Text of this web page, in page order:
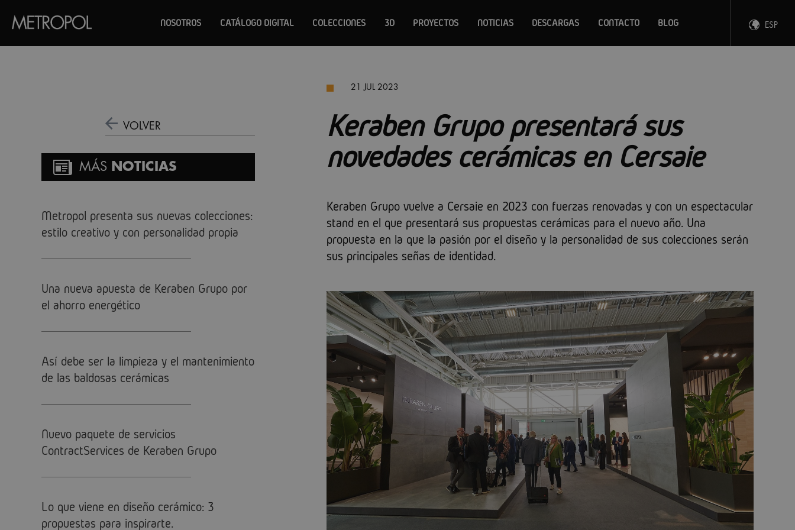
NOSOTROS CATÁLOGO DIGITAL COLECCIONES 3D PROYECTOS NOTICIAS DESCARGAS CONTACTO BLOG ESP
ENG
VOLVER
MÁS NOTICIAS
Metropol presenta sus nuevas colecciones:
estilo creativo y con personalidad propia
Una nueva apuesta de Keraben Grupo por
el ahorro energético
Así debe ser la limpieza y el mantenimiento
de las baldosas cerámicas
Nuevo paquete de servicios
ContractServices de Keraben Grupo
Lo que viene en diseño cerámico: 3
propuestas para inspirarte.
21 JUL 2023
Keraben Grupo presentará sus
novedades cerámicas en Cersaie
Keraben Grupo vuelve a Cersaie en 2023 con fuerzas renovadas y con un espectacular
stand en el que presentará sus propuestas cerámicas para el nuevo año. Una
propuesta en la que la pasión por el diseño y la personalidad de sus colecciones serán
sus principales señas de identidad.